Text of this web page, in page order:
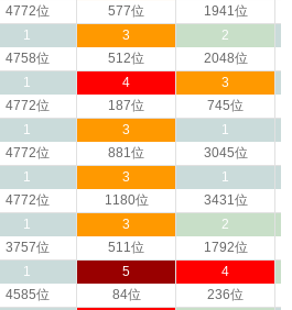
4772位
577位
1941位
1
4758位
3
512位
2
2048位
1
4772位
4
187位
3
745位
1
4772位
3
881位
1
3045位
1
4772位
3
1180位
1
3431位
1
3757位
3
511位
2
1792位
1
4585位
5
84位
4
236位